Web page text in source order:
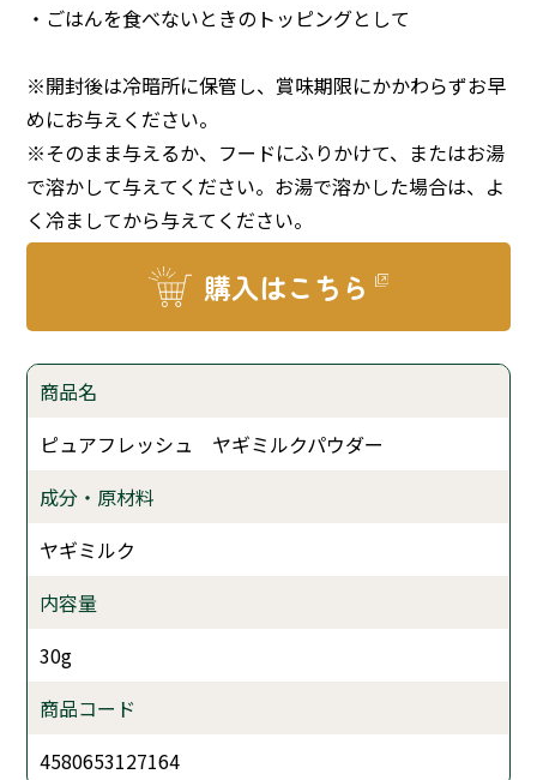
・ごはんを食べないときのトッピングとして
※開封後は冷暗所に保管し、賞味期限にかかわらずお早
めにお与えください。
※そのまま与えるか、フードにふりかけて、またはお湯
で溶かして与えてください。お湯で溶かした場合は、よ
く冷ましてから与えてください。
購入はこちら
商品名
ピュアフレッシュ ヤギミルクパウダー
成分・原材料
ヤギミルク
内容量
30g
商品コード
4580653127164